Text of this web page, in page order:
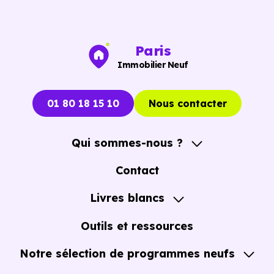
Paris
Immobilier Neuf
01 80 18 15 10 Nous contacter
Qui sommes-nous ?
A propos
Contact
Livres blancs
Guide de l'Achat immobilier neuf en VEFA
Outils et ressources
Notre sélection de programmes neufs